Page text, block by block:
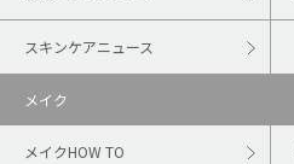
スキンケアニュース
メイク
メイクHOW TO